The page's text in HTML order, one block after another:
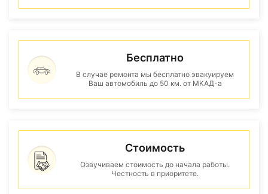
Бесплатно
В случае ремонта мы бесплатно эвакуируем
Ваш автомобиль до 50 км. от МКАД-а
Стоимость
Озвучиваем стоимость до начала работы.
Честность в приоритете.